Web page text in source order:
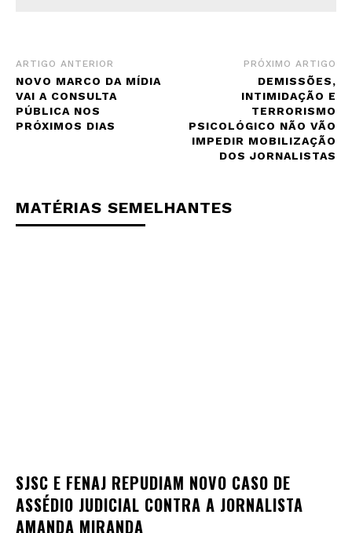
ARTIGO ANTERIOR
NOVO MARCO DA MÍDIA
VAI A CONSULTA
PÚBLICA NOS
PRÓXIMOS DIAS
PRÓXIMO ARTIGO
DEMISSÕES,
INTIMIDAÇÃO E
TERRORISMO
PSICOLÓGICO NÃO VÃO
IMPEDIR MOBILIZAÇÃO
DOS JORNALISTAS
MATÉRIAS SEMELHANTES
SJSC E FENAJ REPUDIAM NOVO CASO DE
ASSÉDIO JUDICIAL CONTRA A JORNALISTA
AMANDA MIRANDA